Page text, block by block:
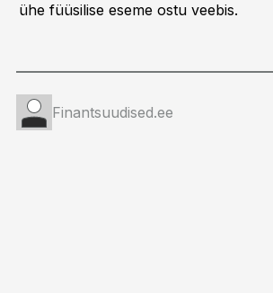
ühe füüsilise eseme ostu veebis.
Finantsuudised.ee